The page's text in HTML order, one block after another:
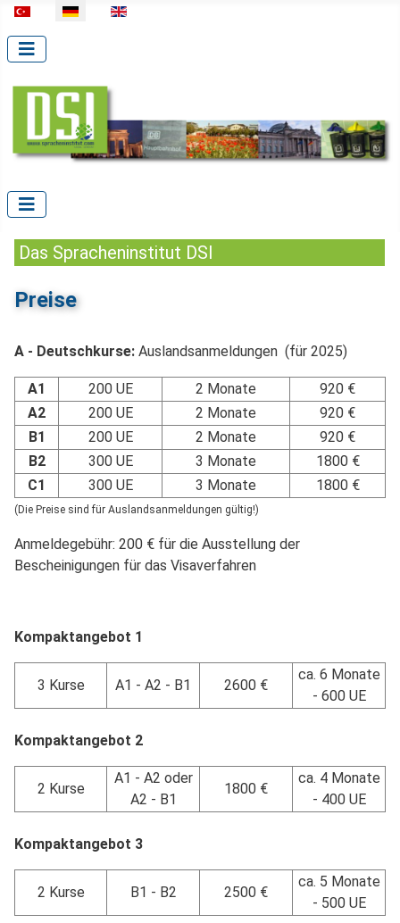
Sprache auswählen
Das Spracheninstitut DSI
Preise
A - Deutschkurse: Auslandsanmeldungen (für 2025)
A1 200 UE 2 Monate
920 €
A2
200 UE 2 Monate
920 €
B1
200 UE 2 Monate
920 €
B2
300 UE 3 Monate
1800 €
C1
300 UE 3 Monate 1800 €
(Die Preise sind für Auslandsanmeldungen gültig!)
Anmeldegebühr: 200 € für die Ausstellung der
Bescheinigungen für das Visaverfahren
Kompaktangebot 1
3 Kurse A1 - A2 - B1 2600 €
ca. 6 Monate
- 600 UE
Kompaktangebot 2
2 Kurse
A1 - A2 oder
A2 - B1
1800 €
ca. 4 Monate
- 400 UE
Kompaktangebot 3
2 Kurse B1 - B2 2500 €
ca. 5 Monate
- 500 UE